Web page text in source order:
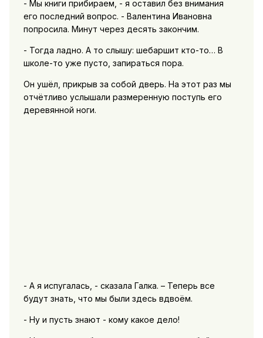
- Мы книги прибираем, - я оставил без внимания
его последний вопрос. - Валентина Ивановна
попросила. Минут через десять закончим.
- Тогда ладно. А то слышу: шебаршит кто-то… В
школе-то уже пусто, запираться пора.
Он ушёл, прикрыв за собой дверь. На этот раз мы
отчётливо услышали размеренную поступь его
деревянной ноги.
- А я испугалась, - сказала Галка. – Теперь все
будут знать, что мы были здесь вдвоём.
- Ну и пусть знают - кому какое дело!